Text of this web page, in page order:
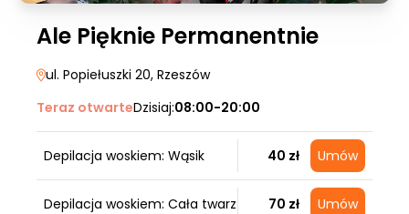
Ale Pięknie Permanentnie
ul. Popiełuszki 20, Rzeszów
Teraz otwarteDzisiaj:08:00-20:00
Depilacja woskiem: Wąsik 40 zł Umów
Depilacja woskiem: Cała twarz 70 zł Umów